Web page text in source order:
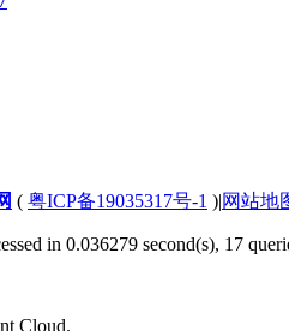
( 粤ICP备19035317号-1 )|网站地
in 0.036279 second(s), 17
Cloud.